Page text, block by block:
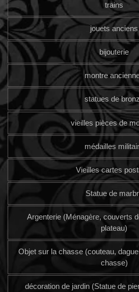
trains
jouets anciens
bijouterie
montre
statues de
vieilles pièces de
médailles
Vieilles cartes
Statue de
Argenterie (Ménagère, couverts
plateau)
Objet sur la chasse (couteau,
chasse)
décoration de jardin (Statue de